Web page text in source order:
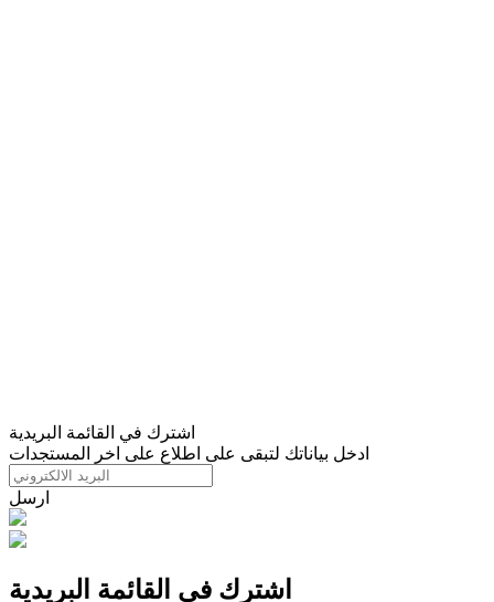
اشترك في القائمة البريدية
ادخل بياناتك لتبقى على اطلاع على اخر المستجدات
ارسل
اشترك في القائمة البريدية